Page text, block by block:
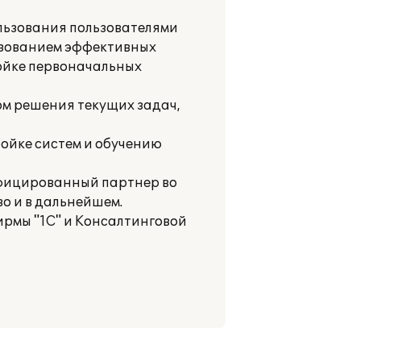
пользователями
эффективных
первоначальных
решения текущих задач,
систем и обучению
партнер во
и в дальнейшем.
"1С" и Консалтинговой